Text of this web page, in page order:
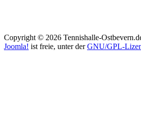
Copyright © 2026 Tennishalle-
Joomla! ist freie, unter derGNU/GPL-